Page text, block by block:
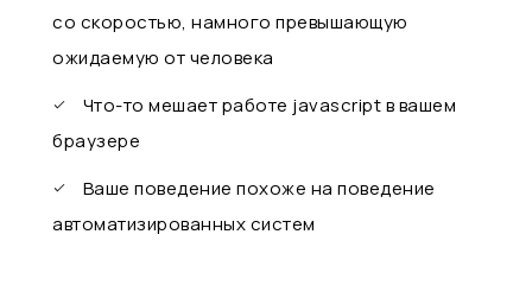
со скоростью, намного превышающую
ожидаемую от человека
Что-то мешает работе javascript в вашем
браузере
Ваше поведение похоже на поведение
автоматизированных систем